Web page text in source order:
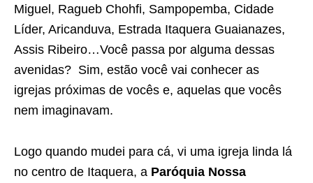
Miguel, Ragueb Chohfi, Sampopemba, Cidade
Líder, Aricanduva, Estrada Itaquera Guaianazes,
Assis Ribeiro…Você passa por alguma dessas
avenidas? Sim, estão você vai conhecer as
igrejas próximas de vocês e, aquelas que vocês
nem imaginavam.
Logo quando mudei para cá, vi uma igreja linda lá
no centro de Itaquera, a Paróquia Nossa